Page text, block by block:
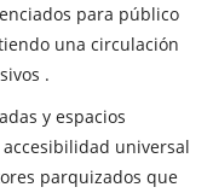
para público
una circulación
.
y espacios
universal
parquizados que